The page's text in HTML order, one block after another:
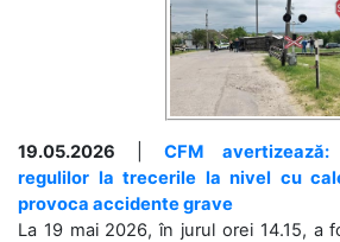
19.05.2026
CFM avertizează:
regulilor la trecerile la nivel cu
provoca accidente grave
La 19 mai 2026, în jurul orei 14.15, a